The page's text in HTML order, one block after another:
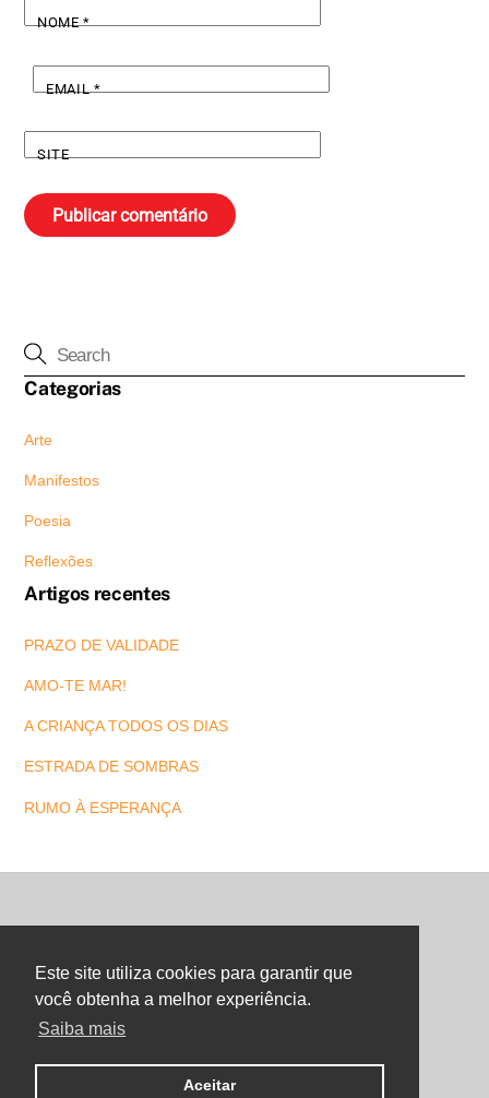
Este site utiliza cookies para garantir que
você obtenha a melhor experiência.
Saiba mais
Aceitar
NOME*
EMAIL*
SITE
Categorias
Arte
Manifestos
Poesia
Reflexões
Artigos recentes
PRAZO DE VALIDADE
AMO-TE MAR!
A CRIANÇA TODOS OS DIAS
ESTRADA DE SOMBRAS
RUMO À ESPERANÇA
Back
Top